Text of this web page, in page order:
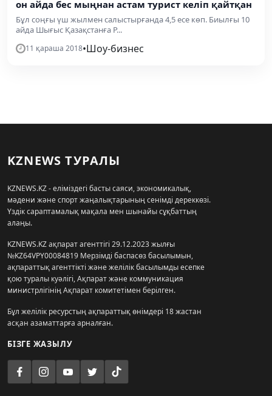
он айда бес мыңнан астам турист келіп қайтқан
Бұл соңғы үш жылмен салыстырғанда 4,5 есе көп. Биылғы 10
айда Шығыс Қазақстанға Р...
11 қараша 2018•Шоу-бизнес
KZNEWS ТУРАЛЫ
KZNEWS.KZ - еліміздегі басты саяси, экономикалық,
мәдени және спорт жаңалықтарының сенімді дереккөзі.
Үздік сараптамалық мақала мен шынайы сұқбаттың
алаңы.
KZNEWS.KZ ақпарат агенттігі 29.12.2023 жылғы
№KZ64VPY00084819 Мерзімді баспасөз басылымын,
ақпараттық агенттікті және желілік басылымды есепке
қою туралы куәлігі, Ақпарат және коммуникация
министрлігінің Ақпарат комитетімен берілген.
Бұл желілік ресурстың ақпараттық өнімдері 18 жастан
асқан азаматтарға арналған.
БІЗГЕ ЖАЗЫЛУ